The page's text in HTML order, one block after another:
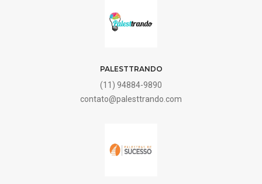
PALESTTRANDO
(11) 94884-9890
contato@palesttrando.com